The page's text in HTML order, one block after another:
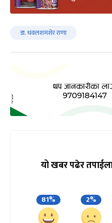
डा. धवलशमशेर राणा
यो खबर पढेर
81% 2%